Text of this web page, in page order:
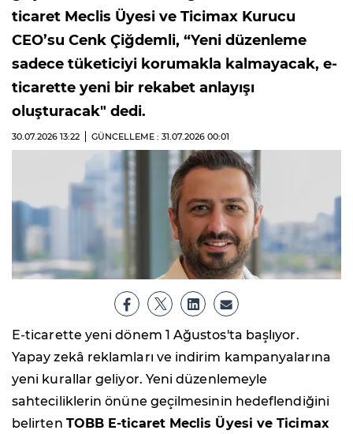
ticaret Meclis Üyesi ve Ticimax Kurucu
CEO’su Cenk Çiğdemli, “Yeni düzenleme
sadece tüketiciyi korumakla kalmayacak, e-
ticarette yeni bir rekabet anlayışı
oluşturacak" dedi.
30.07.2026 13:22 GÜNCELLEME : 31.07.2026 00:01
E-ticarette yeni dönem 1 Ağustos'ta başlıyor.
Yapay zekâ reklamları ve indirim kampanyalarına
yeni kurallar geliyor. Yeni düzenlemeyle
sahteciliklerin önüne geçilmesinin hedeflendiğini
belirten TOBB E-ticaret Meclis Üyesi ve Ticimax